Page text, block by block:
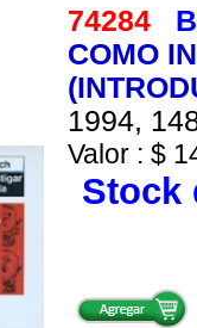
74284
COMO
1994,
Valor : $
Stock